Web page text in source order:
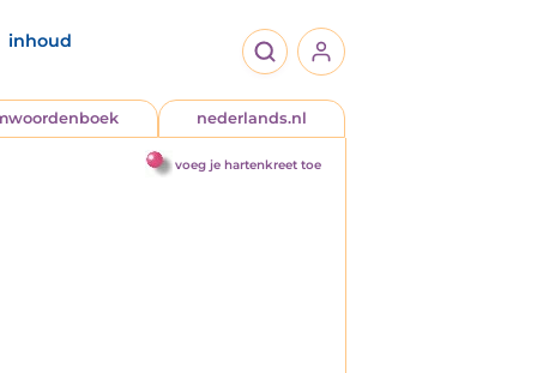
inhoud
nederlands.nl
voeg je hartenkreet toe